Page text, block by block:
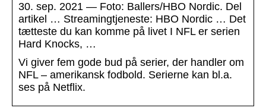
30. sep. 2021 — Foto: Ballers/HBO Nordic. Del
artikel … Streamingtjeneste: HBO Nordic … Det
tætteste du kan komme på livet I NFL er serien
Hard Knocks, …
Vi giver fem gode bud på serier, der handler om
NFL – amerikansk fodbold. Serierne kan bl.a.
ses på Netflix.